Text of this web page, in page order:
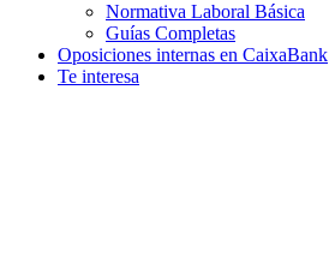
Normativa Laboral Básica
Guías Completas
Oposiciones internas en CaixaBank
Te interesa